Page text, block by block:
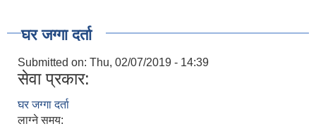
घर जग्गा दर्ता
Submitted on: Thu, 02/07/2019 - 14:39
सेवा प्रकार:
घर जग्गा दर्ता
लाग्ने समय: